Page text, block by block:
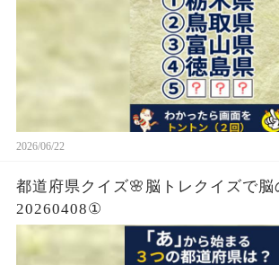
2026/06/22
都道府県クイズ🌸脳トレクイズで脳
20260408①